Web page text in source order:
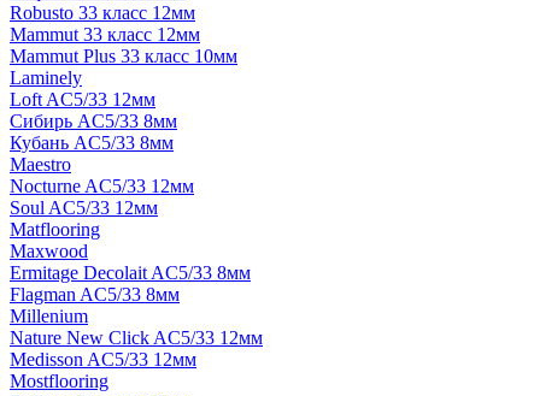
Robusto 33 класс 12мм
Mammut 33 класс 12мм
Mammut Plus 33 класс 10мм
Laminely
Loft AC5/33 12мм
Сибирь AC5/33 8мм
Кубань AC5/33 8мм
Maestro
Nocturne AC5/33 12мм
Soul AC5/33 12мм
Matflooring
Maxwood
Ermitage Decolait AC5/33 8мм
Flagman AC5/33 8мм
Millenium
Nature New Click AC5/33 12мм
Medisson AC5/33 12мм
Mostflooring